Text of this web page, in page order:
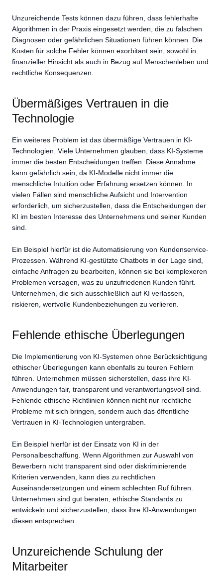
Unzureichende Tests können dazu führen, dass fehlerhafte
Algorithmen in der Praxis eingesetzt werden, die zu falschen
Diagnosen oder gefährlichen Situationen führen können. Die
Kosten für solche Fehler können exorbitant sein, sowohl in
finanzieller Hinsicht als auch in Bezug auf Menschenleben und
rechtliche Konsequenzen.
Übermäßiges Vertrauen in die
Technologie
Ein weiteres Problem ist das übermäßige Vertrauen in KI-
Technologien. Viele Unternehmen glauben, dass KI-Systeme
immer die besten Entscheidungen treffen. Diese Annahme
kann gefährlich sein, da KI-Modelle nicht immer die
menschliche Intuition oder Erfahrung ersetzen können. In
vielen Fällen sind menschliche Aufsicht und Intervention
erforderlich, um sicherzustellen, dass die Entscheidungen der
KI im besten Interesse des Unternehmens und seiner Kunden
sind.
Ein Beispiel hierfür ist die Automatisierung von Kundenservice-
Prozessen. Während KI-gestützte Chatbots in der Lage sind,
einfache Anfragen zu bearbeiten, können sie bei komplexeren
Problemen versagen, was zu unzufriedenen Kunden führt.
Unternehmen, die sich ausschließlich auf KI verlassen,
riskieren, wertvolle Kundenbeziehungen zu verlieren.
Fehlende ethische Überlegungen
Die Implementierung von KI-Systemen ohne Berücksichtigung
ethischer Überlegungen kann ebenfalls zu teuren Fehlern
führen. Unternehmen müssen sicherstellen, dass ihre KI-
Anwendungen fair, transparent und verantwortungsvoll sind.
Fehlende ethische Richtlinien können nicht nur rechtliche
Probleme mit sich bringen, sondern auch das öffentliche
Vertrauen in KI-Technologien untergraben.
Ein Beispiel hierfür ist der Einsatz von KI in der
Personalbeschaffung. Wenn Algorithmen zur Auswahl von
Bewerbern nicht transparent sind oder diskriminierende
Kriterien verwenden, kann dies zu rechtlichen
Auseinandersetzungen und einem schlechten Ruf führen.
Unternehmen sind gut beraten, ethische Standards zu
entwickeln und sicherzustellen, dass ihre KI-Anwendungen
diesen entsprechen.
Unzureichende Schulung der
Mitarbeiter